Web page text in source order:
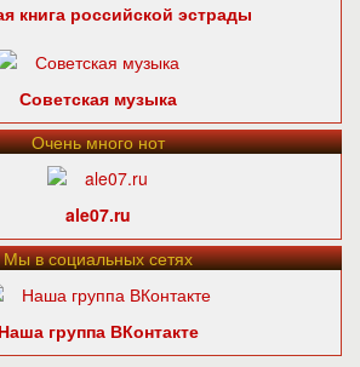
книга российской эстрады
Советская музыка
Очень много нот
ale07.ru
Мы в социальных сетях
Наша группа ВКонтакте